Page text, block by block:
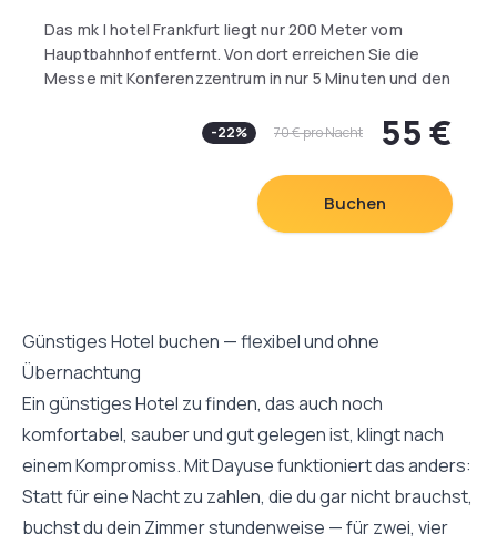
Das mk | hotel Frankfurt liegt nur 200 Meter vom
Hauptbahnhof entfernt. Von dort erreichen Sie die
Messe mit Konferenzzentrum in nur 5 Minuten und den
Direkt an der Kaiserstraße gelegen ist es der ideale
Ausgangspunkt, um Frankfurt zu erkunden. Ein ca. 10-
minütiger Spaziergang, am Financial District vorbei,
führt Sie direkt zur Frankfurter Zeil mit ihren
Gerne können Sie mit Ihren Geschäftspartnern auch
das Tagungsraum, mit bis zu 15 Personen nutzen.
-22% 70 €pro Nacht 55 €
Buchen
Günstiges Hotel buchen — flexibel und ohne
Übernachtung
Ein günstiges Hotel zu finden, das auch noch
komfortabel, sauber und gut gelegen ist, klingt nach
einem Kompromiss. Mit Dayuse funktioniert das anders:
Statt für eine Nacht zu zahlen, die du gar nicht brauchst,
buchst du dein Zimmer stundenweise — für zwei, vier